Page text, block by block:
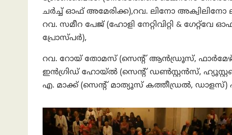
ചർച്ച് ഓഫ് അമേരിക്ക),റവ. ലിനോ
റവ. സമീറ പേജ് (ഹോളി നേറ്റിവിറ്റി &
പ്രോസ്പർ),
റവ. റോയ് തോമസ് (സെന്റ് ആൻഡ്രൂസ്,
ഇൻഗ്രിഡ് ഹോയ്ൽ (സെന്റ് ഡൺസ്റ്റൻസ്,
എ. മാക്ക് (സെന്റ് മാത്യൂസ് കത്തീഡ്രൽ, ഡാളസ്)